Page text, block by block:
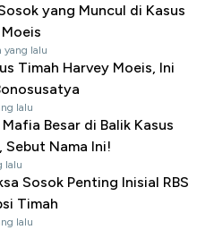
yang Muncul di Kasus
yang lalu
Timah Harvey Moeis, Ini
lalu
Besar di Balik Kasus
Sebut Nama Ini!
lalu
Sosok Penting Inisial RBS
Timah
lalu